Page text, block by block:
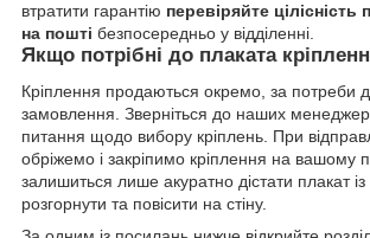
втратити гарантію перевіряйте цілісність
на пошті безпосередньо у відділенні.
Якщо потрібні до плаката
Кріплення продаються окремо, за потреби
замовлення. Зверніться до наших
питання щодо вибору кріплень. При
обріжемо і закріпимо кріплення на вашому
залишиться лише акуратно дістати плакат із
розгорнути та повісити на стіну.